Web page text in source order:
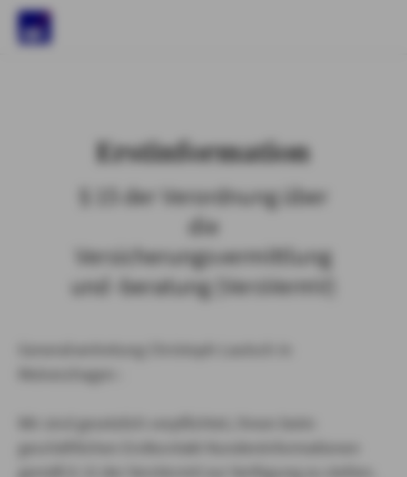
Erstinformation
§ 15 der Verordnung über
die
Versicherungsvermittlung
und -beratung (VersVermV)
Meinerzhagen :